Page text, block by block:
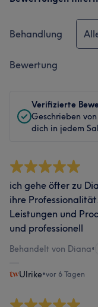
Behandlung
Bewertung
Verifizierte
Geschrieben
dich in jedem
ich gehe öfter zu
ihre
Leistungen und
und professionell
Behandelt von Diana•
Ulrike•vor 6 Tagen